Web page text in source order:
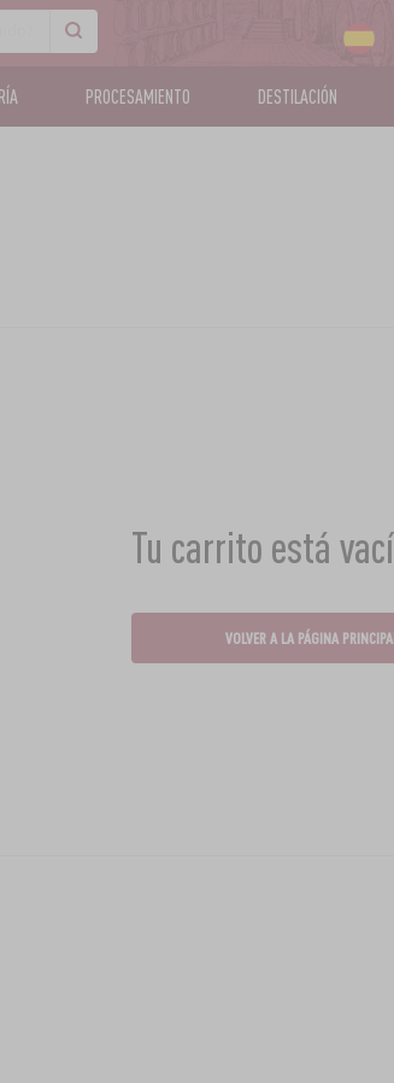
PROCESAMIENTO DESTILACIÓN
Tu carrito está
VOLVER A LA PÁGINA